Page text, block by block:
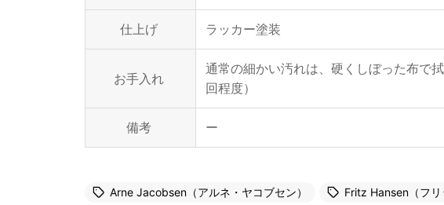
仕上げ ラッカー塗装
お手入れ
通常の細かい汚れは、硬くしぼった布で
回程度）
備考 ー
Arne Jacobsen（アルネ・ヤコブセン） Fritz Hansen（フリ